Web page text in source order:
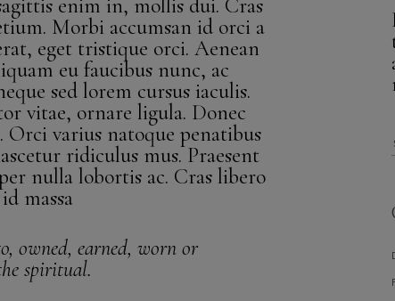
enim in, mollis dui. Cras
Morbi accumsan id orci a
eget tristique orci. Aenean
eu faucibus nunc, ac
sed lorem cursus iaculis.
vitae, ornare ligula. Donec
Orci varius natoque penatibus
ridiculus mus. Praesent
nulla lobortis ac. Cras libero
massa
owned, earned, worn or
spiritual.